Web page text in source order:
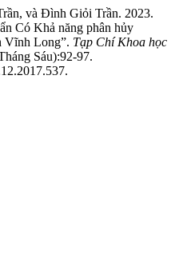
và Đình Giỏi Trần. 2023.
Có Khả năng phân hủy
Vĩnh Long”. Tạp Chí Khoa học
Sáu):92-97.